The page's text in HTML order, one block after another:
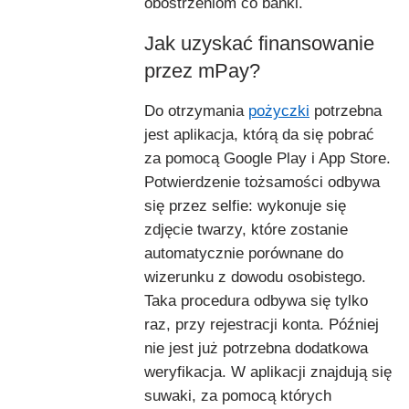
Jak uzyskać finansowanie
przez mPay?
Do otrzymania pożyczki potrzebna
jest aplikacja, którą da się pobrać
za pomocą Google Play i App Store.
Potwierdzenie tożsamości odbywa
się przez selfie: wykonuje się
zdjęcie twarzy, które zostanie
automatycznie porównane do
wizerunku z dowodu osobistego.
Taka procedura odbywa się tylko
raz, przy rejestracji konta. Później
nie jest już potrzebna dodatkowa
weryfikacja. W aplikacji znajdują się
suwaki, za pomocą których